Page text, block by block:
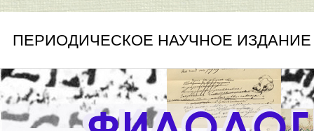
ПЕРИОДИЧЕСКОЕ НАУЧНОЕ ИЗДАНИЕ